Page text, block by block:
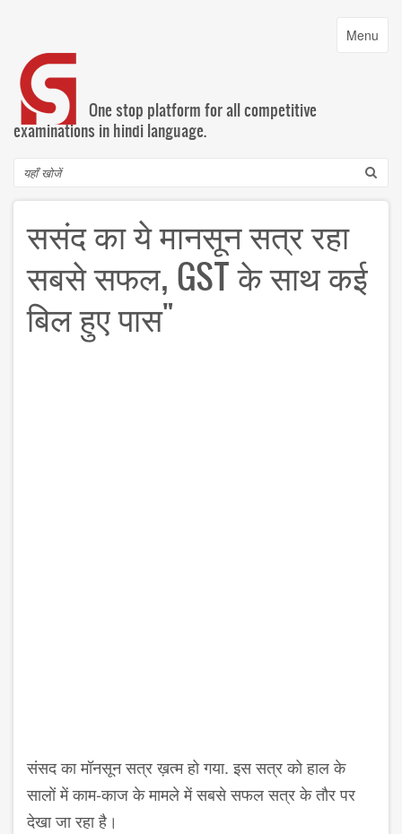
content
Toggle
Menu
One stop platform for all competitive
examinations in hindi language.
Search
ससंद का ये मानसून सत्र रहा
सबसे सफल, GST के साथ कई
बिल हुए पास"
संसद का मॉनसून सत्र ख़त्म हो गया. इस सत्र को हाल के
सालों में काम-काज के मामले में सबसे सफल सत्र के तौर पर
देखा जा रहा है।